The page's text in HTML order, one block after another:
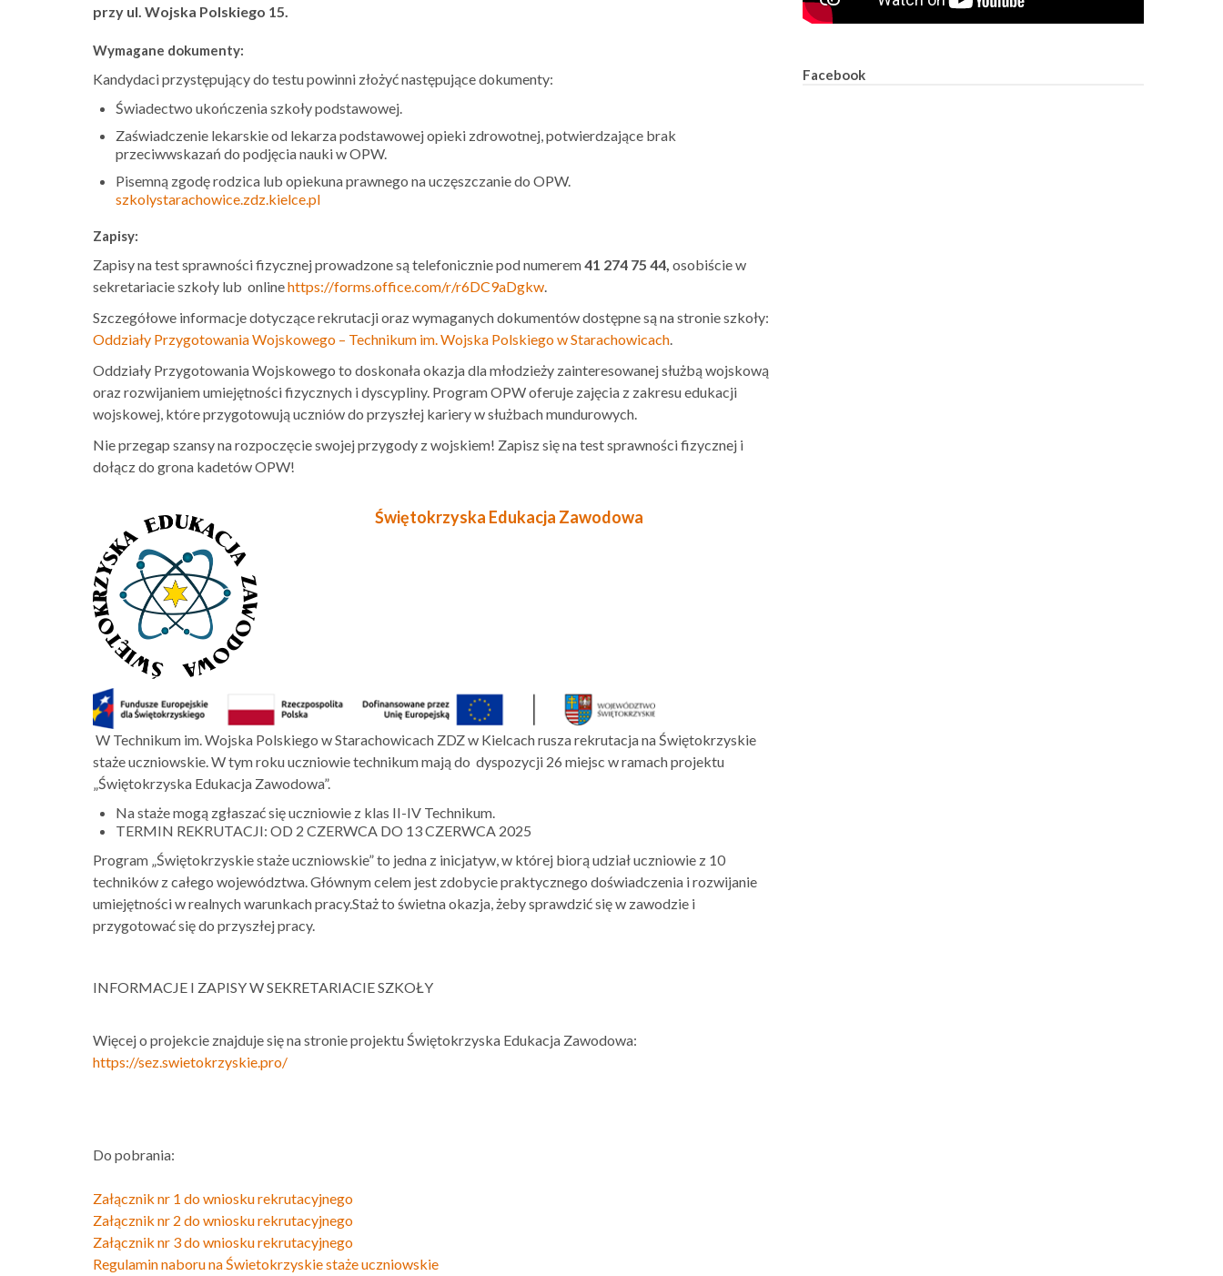
przy ul. Wojska Polskiego 15.
Wymagane dokumenty:
Kandydaci przystępujący do testu powinni złożyć następujące dokumenty:
Świadectwo ukończenia szkoły podstawowej.
Zaświadczenie lekarskie od lekarza podstawowej opieki zdrowotnej, potwierdzające brak
przeciwwskazań do podjęcia nauki w OPW.
Pisemną zgodę rodzica lub opiekuna prawnego na uczęszczanie do OPW.
szkolystarachowice.zdz.kielce.pl
Zapisy:
Zapisy na test sprawności fizycznej prowadzone są telefonicznie pod numerem41 274 75 44, osobiście w
sekretariacie szkoły lub onlinehttps://forms.office.com/r/r6DC9aDgkw.
Szczegółowe informacje dotyczące rekrutacji oraz wymaganych dokumentów dostępne są na stronie szkoły:
Oddziały Przygotowania Wojskowego – Technikum im. Wojska Polskiego w Starachowicach.
Oddziały Przygotowania Wojskowego to doskonała okazja dla młodzieży zainteresowanej służbą wojskową
oraz rozwijaniem umiejętności fizycznych i dyscypliny. Program OPW oferuje zajęcia z zakresu edukacji
wojskowej, które przygotowują uczniów do przyszłej kariery w służbach mundurowych.
Nie przegap szansy na rozpoczęcie swojej przygody z wojskiem! Zapisz się na test sprawności fizycznej i
dołącz do grona kadetów OPW!
Świętokrzyska Edukacja Zawodowa
W Technikum im. Wojska Polskiego w Starachowicach ZDZ w Kielcach rusza rekrutacja na Świętokrzyskie
staże uczniowskie. W tym roku uczniowie technikum mają do dyspozycji 26 miejsc w ramach projektu
„Świętokrzyska Edukacja Zawodowa”.
Na staże mogą zgłaszać się uczniowie z klas II-IV Technikum.
TERMIN REKRUTACJI: OD 2 CZERWCA DO 13 CZERWCA 2025
Program „Świętokrzyskie staże uczniowskie” to jedna z inicjatyw, w której biorą udział uczniowie z 10
techników z całego województwa. Głównym celem jest zdobycie praktycznego doświadczenia i rozwijanie
umiejętności w realnych warunkach pracy.Staż to świetna okazja, żeby sprawdzić się w zawodzie i
przygotować się do przyszłej pracy.
INFORMACJE I ZAPISY W SEKRETARIACIE SZKOŁY
Więcej o projekcie znajduje się na stronie projektu Świętokrzyska Edukacja Zawodowa:
https://sez.swietokrzyskie.pro/
Do pobrania:
Załącznik nr 1 do wniosku rekrutacyjnego
Załącznik nr 2 do wniosku rekrutacyjnego
Załącznik nr 3 do wniosku rekrutacyjnego
Regulamin naboru na Świetokrzyskie staże uczniowskie
Facebook